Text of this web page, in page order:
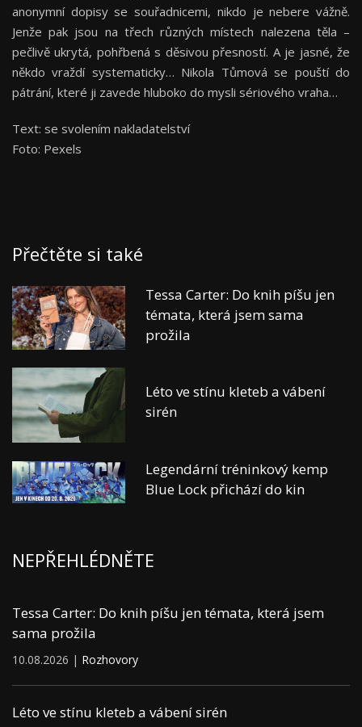
anonymní dopisy se souřadnicemi, nikdo je nebere vážně.
Jenže pak jsou na třech různých místech nalezena těla –
pečlivě ukrytá, pohřbená s děsivou přesností. A je jasné, že
někdo vraždí systematicky… Nikola Tůmová se pouští do
pátrání, které ji zavede hluboko do mysli sériového vraha…
Text: se svolením nakladatelství
Foto: Pexels
Přečtěte si také
Tessa Carter: Do knih píšu jen
témata, která jsem sama
prožila
Léto ve stínu kleteb a vábení
sirén
Legendární tréninkový kemp
Blue Lock přichází do kin
NEPŘEHLÉDNĚTE
Tessa Carter: Do knih píšu jen témata, která jsem
sama prožila
10.08.2026 | Rozhovory
Léto ve stínu kleteb a vábení sirén